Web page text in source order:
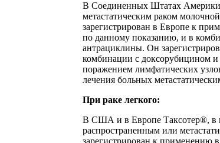
В Соединенных Штатах Америки
метастатическим раком
зарегистрирован в Европе к
по данному показанию, и в
антрациклины. Он
комбинации с доксорубицином
поражением лимфатических
лечения больных
При раке легкого:
В США и в Европе Таксотер®, в
распространенным или